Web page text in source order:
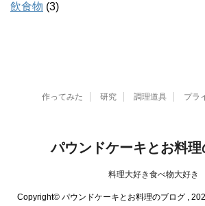
飲食物 (3)
作ってみた 研究 調理道具 プラ
パウンドケーキとお料
料理大好き食べ物大好き
Copyright© パウンドケーキとお料理のブログ ,